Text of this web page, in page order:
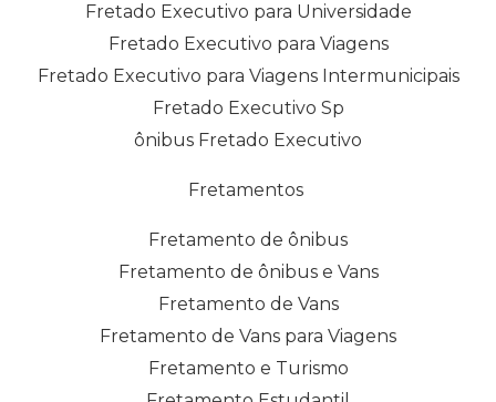
Fretado Executivo para Universidade
Fretado Executivo para Viagens
Fretado Executivo para Viagens Intermunicipais
Fretado Executivo Sp
ônibus Fretado Executivo
Fretamentos
Fretamento de ônibus
Fretamento de ônibus e Vans
Fretamento de Vans
Fretamento de Vans para Viagens
Fretamento e Turismo